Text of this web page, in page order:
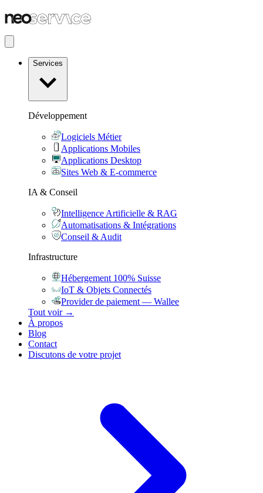
Services
Développement
Logiciels Métier
Applications Mobiles
Applications Desktop
Sites Web & E-commerce
IA & Conseil
Intelligence Artificielle & RAG
Automatisations & Intégrations
Conseil & Audit
Infrastructure
Hébergement 100% Suisse
IoT & Objets Connectés
Provider de paiement — Wallee
Tout voir →
À propos
Blog
Contact
Discutons de votre projet